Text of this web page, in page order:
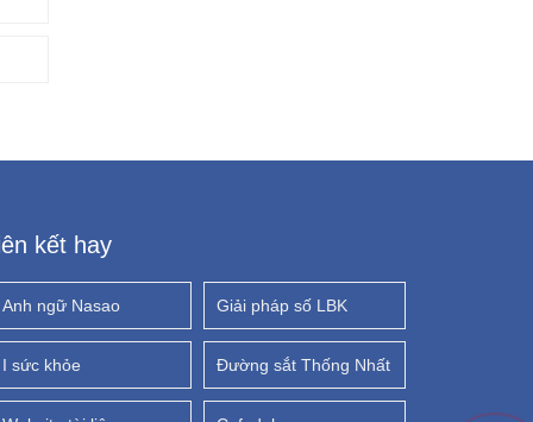
kết hay
Anh ngữ Nasao Giải pháp số LBK
I sức khỏe Đường sắt Thống Nhất